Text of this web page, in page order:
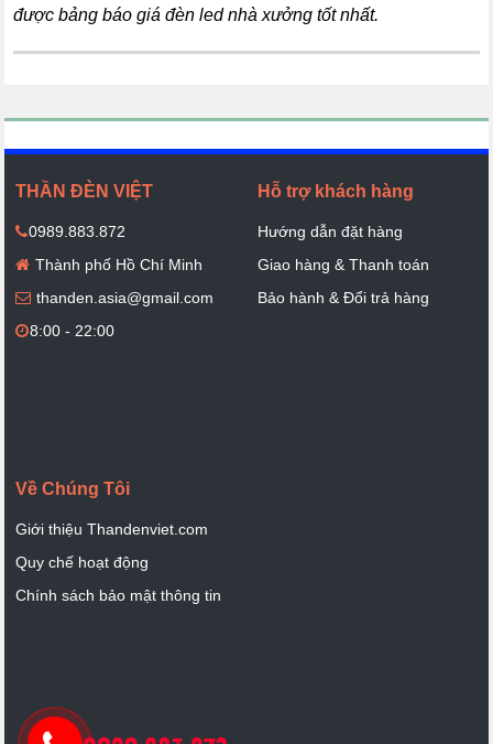
được bảng báo giá đèn led nhà xưởng tốt nhất.
THẦN ĐÈN VIỆT
0989.883.872
Thành phố Hồ Chí Minh
thanden.asia@gmail.com
8:00 - 22:00
Hỗ trợ khách hàng
Hướng dẫn đặt hàng
Giao hàng & Thanh toán
Bảo hành & Đổi trả hàng
Về Chúng Tôi
Giới thiệu Thandenviet.com
Quy chế hoạt động
Chính sách bảo mật thông tin